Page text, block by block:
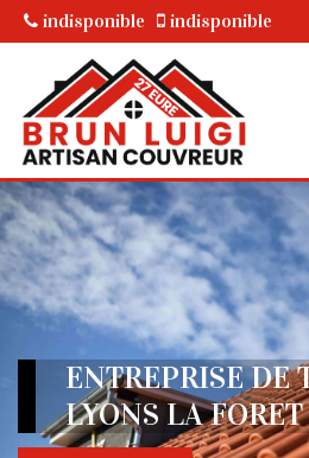
indisponible indisponible
ENTREPRISE DE
LYONS LA